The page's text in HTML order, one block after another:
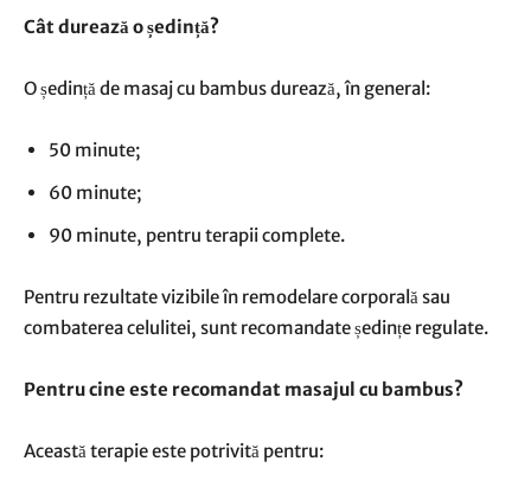
Cât durează o ședință?
O ședință de masaj cu bambus durează, în general:
50 minute;
60 minute;
90 minute, pentru terapii complete.
Pentru rezultate vizibile în remodelare corporală sau
combaterea celulitei, sunt recomandate ședințe regulate.
Pentru cine este recomandat masajul cu bambus?
Această terapie este potrivită pentru: